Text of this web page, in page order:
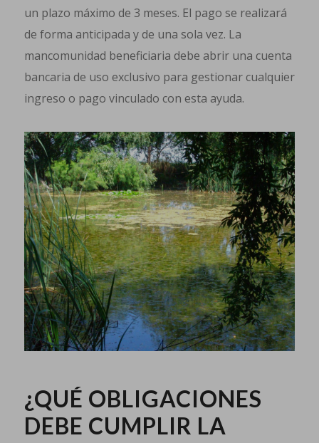
un plazo máximo de 3 meses. El pago se realizará
de forma anticipada y de una sola vez. La
mancomunidad beneficiaria debe abrir una cuenta
bancaria de uso exclusivo para gestionar cualquier
ingreso o pago vinculado con esta ayuda.
¿QUÉ OBLIGACIONES
DEBE CUMPLIR LA